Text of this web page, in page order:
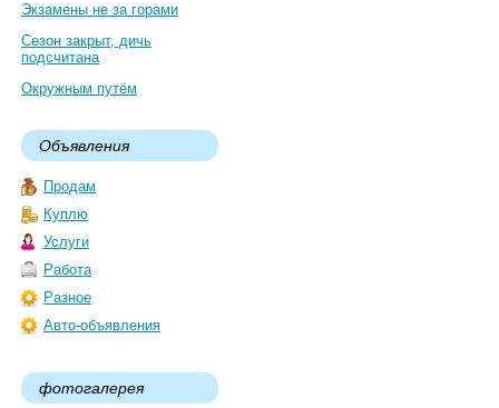
Экзамены не за горами
Сезон закрыт, дичь
подсчитана
Окружным путём
Объявления
Продам
Куплю
Услуги
Работа
Разное
Авто-объявления
фотогалерея